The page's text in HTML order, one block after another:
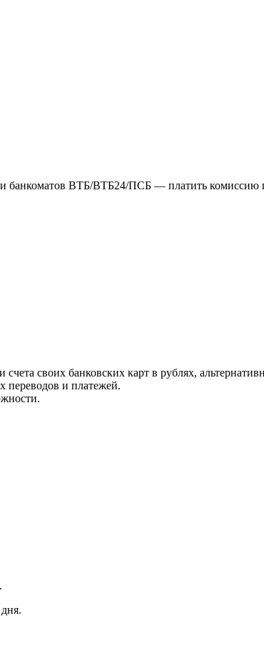
банкоматов ВТБ/ВТБ24/ПСБ — платить
своих банковских карт в рублях,
переводов и платежей.